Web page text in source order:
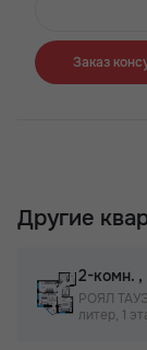
Заказ
Другие
2-комн. ,
РОЯЛ
литер, 1